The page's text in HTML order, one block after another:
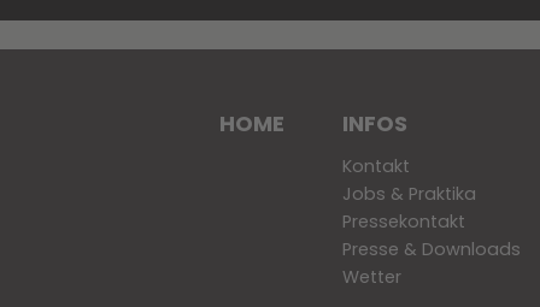
HOME INFOS
Kontakt
Jobs & Praktika
Pressekontakt
Presse & Downloads
Wetter